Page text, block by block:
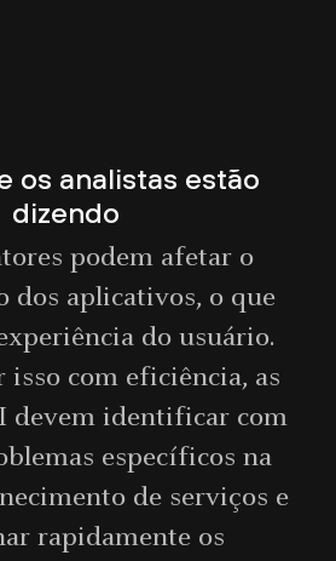
os analistas estão
dizendo
podem afetar o
dos aplicativos, o que
do usuário.
isso com eficiência, as
devem identificar com
específicos na
de serviços e
rapidamente os